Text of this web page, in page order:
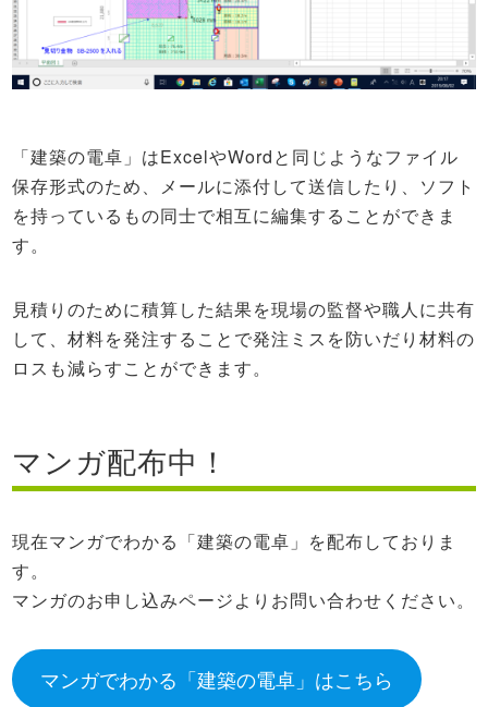
「建築の電卓」はExcelやWordと同じようなファイル
保存形式のため、メールに添付して送信したり、ソフト
を持っているもの同士で相互に編集することができま
す。
見積りのために積算した結果を現場の監督や職人に共有
して、材料を発注することで発注ミスを防いだり材料の
ロスも減らすことができます。
マンガ配布中！
現在マンガでわかる「建築の電卓」を配布しておりま
す。
マンガのお申し込みページよりお問い合わせください。
マンガでわかる「建築の電卓」はこちら